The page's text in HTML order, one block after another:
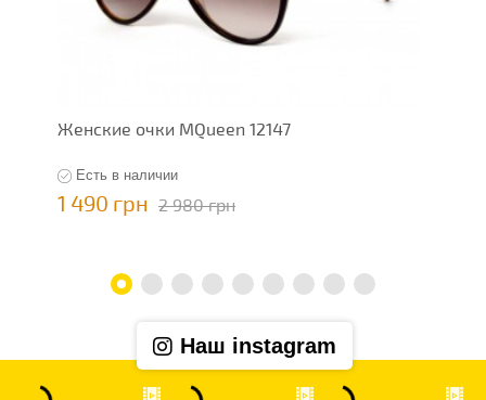
Женские очки MQueen 12147
Есть в наличии
1 490 грн 2 980 грн
Наш instagram